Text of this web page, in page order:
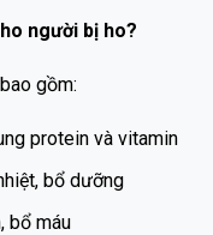
người bị ho?
gồm:
protein và vitamin
bổ dưỡng
bổ máu